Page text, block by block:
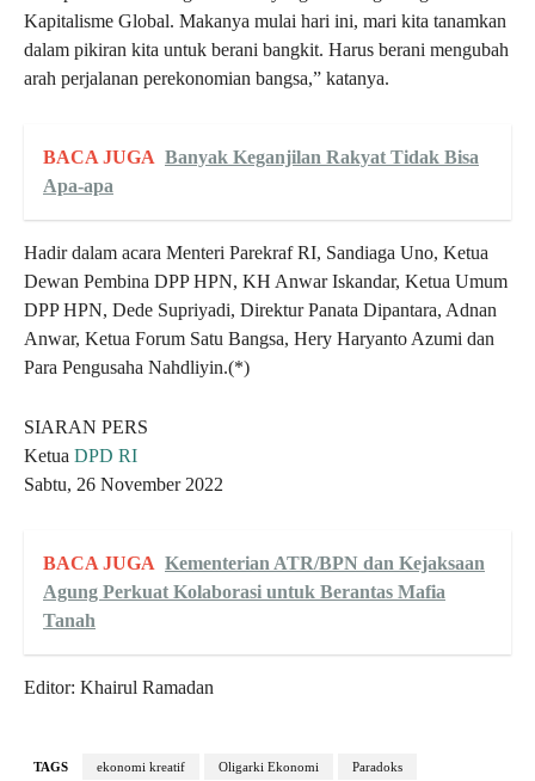
Kapitalisme Global. Makanya mulai hari ini, mari kita tanamkan
dalam pikiran kita untuk berani bangkit. Harus berani mengubah
arah perjalanan perekonomian bangsa,” katanya.
BACA JUGA Banyak Keganjilan Rakyat Tidak Bisa
Apa-apa
Hadir dalam acara Menteri Parekraf RI, Sandiaga Uno, Ketua
Dewan Pembina DPP HPN, KH Anwar Iskandar, Ketua Umum
DPP HPN, Dede Supriyadi, Direktur Panata Dipantara, Adnan
Anwar, Ketua Forum Satu Bangsa, Hery Haryanto Azumi dan
Para Pengusaha Nahdliyin.(*)
SIARAN PERS
Ketua DPD RI
Sabtu, 26 November 2022
BACA JUGA Kementerian ATR/BPN dan Kejaksaan
Agung Perkuat Kolaborasi untuk Berantas Mafia
Tanah
Editor: Khairul Ramadan
TAGS ekonomi kreatif Oligarki Ekonomi Paradoks